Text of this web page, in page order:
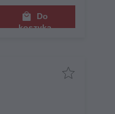
Do
koszyka